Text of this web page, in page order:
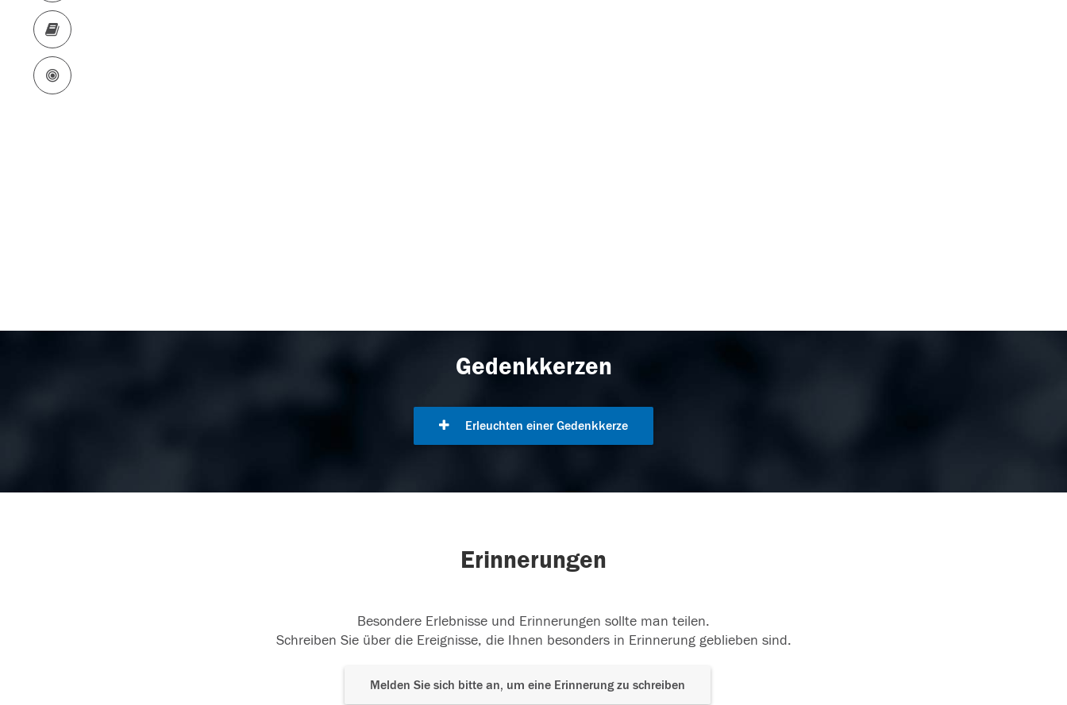
Gedenkkerzen
Erleuchten einer Gedenkkerze
Erinnerungen
Besondere Erlebnisse und Erinnerungen sollte man teilen.
Schreiben Sie über die Ereignisse, die Ihnen besonders in Erinnerung geblieben sind.
Melden Sie sich bitte an, um eine Erinnerung zu schreiben